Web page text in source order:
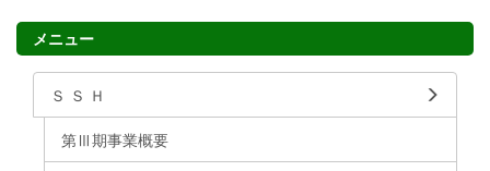
メニュー
Ｓ Ｓ Ｈ
第Ⅲ期事業概要